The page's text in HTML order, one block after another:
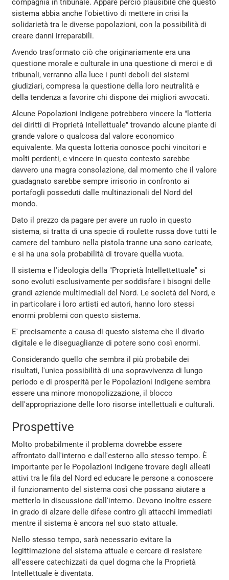
compagnia in tribunale. Appare perciò plausibile che questo
sistema abbia anche l'obiettivo di mettere in crisi la
solidarietà tra le diverse popolazioni, con la possibilità di
creare danni irreparabili.
Avendo trasformato ciò che originariamente era una
questione morale e culturale in una questione di merci e di
tribunali, verranno alla luce i punti deboli dei sistemi
giudiziari, compresa la questione della loro neutralità e
della tendenza a favorire chi dispone dei migliori avvocati.
Alcune Popolazioni Indigene potrebbero vincere la "lotteria
dei diritti di Proprietà Intellettuale" trovando alcune piante di
grande valore o qualcosa dal valore economico
equivalente. Ma questa lotteria conosce pochi vincitori e
molti perdenti, e vincere in questo contesto sarebbe
davvero una magra consolazione, dal momento che il valore
guadagnato sarebbe sempre irrisorio in confronto ai
portafogli posseduti dalle multinazionali del Nord del
mondo.
Dato il prezzo da pagare per avere un ruolo in questo
sistema, si tratta di una specie di roulette russa dove tutti le
camere del tamburo nella pistola tranne una sono caricate,
e si ha una sola probabilità di trovare quella vuota.
Il sistema e l'ideologia della "Proprietà Intellettettuale" si
sono evoluti esclusivamente per soddisfare i bisogni delle
grandi aziende multimediali del Nord. Le società del Nord, e
in particolare i loro artisti ed autori, hanno loro stessi
enormi problemi con questo sistema.
E' precisamente a causa di questo sistema che il divario
digitale e le diseguaglianze di potere sono così enormi.
Considerando quello che sembra il più probabile dei
risultati, l'unica possibilità di una sopravvivenza di lungo
periodo e di prosperità per le Popolazioni Indigene sembra
essere una minore monopolizzazione, il blocco
dell'appropriazione delle loro risorse intellettuali e culturali.
Prospettive
Molto probabilmente il problema dovrebbe essere
affrontato dall'interno e dall'esterno allo stesso tempo. È
importante per le Popolazioni Indigene trovare degli alleati
attivi tra le fila del Nord ed educare le persone a conoscere
il funzionamento del sistema così che possano aiutare a
metterlo in discussione dall'interno. Devono inoltre essere
in grado di alzare delle difese contro gli attacchi immediati
mentre il sistema è ancora nel suo stato attuale.
Nello stesso tempo, sarà necessario evitare la
legittimazione del sistema attuale e cercare di resistere
all'essere catechizzati da quel dogma che la Proprietà
Intellettuale è diventata.